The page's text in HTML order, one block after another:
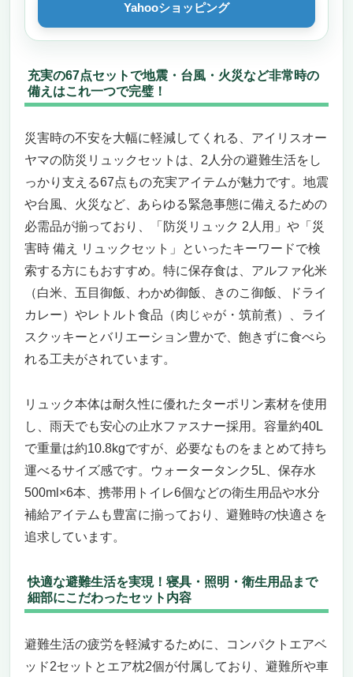
こんな方にはおすすめできません
災害に備える安心の30点セット！【防災テック
必需品リュック
防災士監修で信頼の備え！必要なアイテムを
厳選した地震・避難セット
場、学校の備えにぴったり
こんな方におすすめ＆注意点
震災・台風・火災に備える！「Ready America
4人用プロフェッショナル防災リュックセッ
ト」
10年保存可能な食料・水付きで安心の備蓄力
応急処置キットや衛生用品、緊急ツールまで
充実した内容
ープにおすすめ
災害時も安心！「山善(YAMAZEN) 防災士監修
一次避難用 災害対策 30点セット BBG-30R」
災・台風・火災に役立つ必需品が充実
充実の機能と使いやすさを兼ね備えた信頼の
セット
こんな方におすすめ＆注意点
えて安心 24点女性用防災基本セット」
女性に寄り添う充実の防災グッズで万全の備
えを
できる安心セット
こんな人におすすめ
非常時の安心を支える！「山善(YAMAZEN) 防
災リュック リュック＆キャリー型 30点セッ
Yahooショッピング
充実の67点セットで地震・台風・火災など非常時の
備えはこれ一つで完璧！
災害時の不安を大幅に軽減してくれる、アイリスオー
ヤマの防災リュックセットは、2人分の避難生活をし
っかり支える67点もの充実アイテムが魅力です。地震
や台風、火災など、あらゆる緊急事態に備えるための
必需品が揃っており、「防災リュック 2人用」や「災
害時 備え リュックセット」といったキーワードで検
索する方にもおすすめ。特に保存食は、アルファ化米
（白米、五目御飯、わかめ御飯、きのこ御飯、ドライ
カレー）やレトルト食品（肉じゃが・筑前煮）、ライ
スクッキーとバリエーション豊かで、飽きずに食べら
れる工夫がされています。
リュック本体は耐久性に優れたターポリン素材を使用
し、雨天でも安心の止水ファスナー採用。容量約40L
で重量は約10.8kgですが、必要なものをまとめて持ち
運べるサイズ感です。ウォータータンク5L、保存水
500ml×6本、携帯用トイレ6個などの衛生用品や水分
補給アイテムも豊富に揃っており、避難時の快適さを
追求しています。
快適な避難生活を実現！寝具・照明・衛生用品まで
細部にこだわったセット内容
避難生活の疲労を軽減するために、コンパクトエアベ
ッド2セットとエア枕2個が付属しており、避難所や車